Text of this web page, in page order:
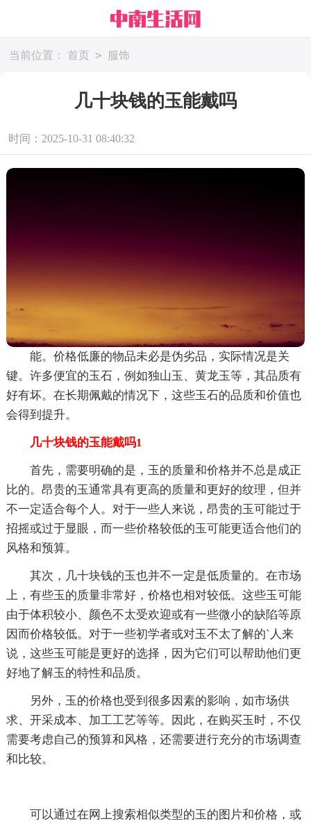
当前位置： 首页 > 服饰
几十块钱的玉能戴吗
时间：2025-10-31 08:40:32
能。价格低廉的物品未必是伪劣品，实际情况是关
键。许多便宜的玉石，例如独山玉、黄龙玉等，其品质有
好有坏。在长期佩戴的情况下，这些玉石的品质和价值也
会得到提升。
几十块钱的玉能戴吗1
首先，需要明确的是，玉的质量和价格并不总是成正
比的。昂贵的玉通常具有更高的质量和更好的纹理，但并
不一定适合每个人。对于一些人来说，昂贵的玉可能过于
招摇或过于显眼，而一些价格较低的玉可能更适合他们的
风格和预算。
其次，几十块钱的玉也并不一定是低质量的。在市场
上，有些玉的质量非常好，价格也相对较低。这些玉可能
由于体积较小、颜色不太受欢迎或有一些微小的缺陷等原
因而价格较低。对于一些初学者或对玉不太了解的`人来
说，这些玉可能是更好的选择，因为它们可以帮助他们更
好地了解玉的特性和品质。
另外，玉的价格也受到很多因素的影响，如市场供
求、开采成本、加工工艺等等。因此，在购买玉时，不仅
需要考虑自己的预算和风格，还需要进行充分的市场调查
和比较。
可以通过在网上搜索相似类型的玉的图片和价格，或